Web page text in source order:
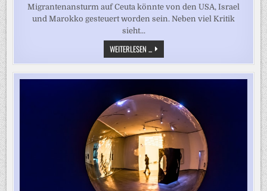
Migrantenansturm auf Ceuta könnte von den USA, Israel
und Marokko gesteuert worden sein. Neben viel Kritik
sieht...
WEITERLESEN ... ANTISEMITISMUS-
VORWÜRFE
GEGEN
RESTLE
–
RUNDFUNKRAT
BESCHWERT
SICH
BEI
PROGRAMMDIREKTION